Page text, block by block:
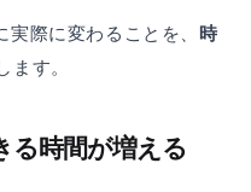
際に変わることを、 時
ます。
時間が増える